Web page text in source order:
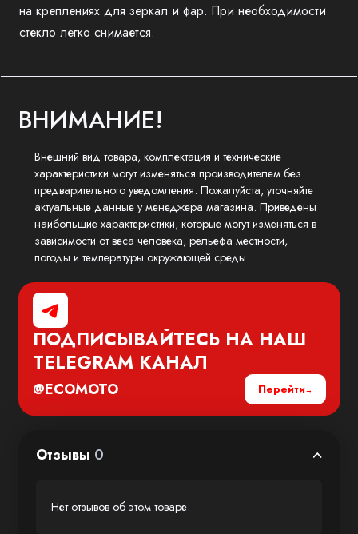
на креплениях для зеркал и фар. При необходимости
стекло легко снимается.
ВНИМАНИЕ!
Внешний вид товара, комплектация и технические
характеристики могут изменяться производителем без
предварительного уведомления. Пожалуйста, уточняйте
актуальные данные у менеджера магазина. Приведены
наибольшие характеристики, которые могут изменяться в
зависимости от веса человека, рельефа местности,
погоды и температуры окружающей среды.
ПОДПИСЫВАЙТЕСЬ НА НАШ
TELEGRAMКАНАЛ
@ECOMOTO Перейти
Отзывы 0
Нет отзывов об этом товаре.